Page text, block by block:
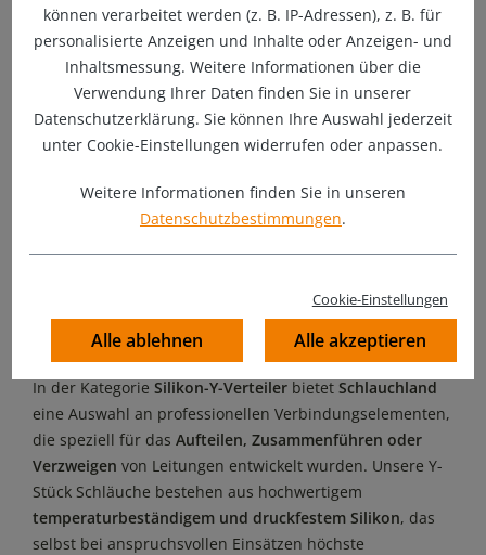
Größen: Ø 13-200mm
Y-Stück mit 3 gleich-großen Schlauchenden |
Widerstandsfähig, flexibel & langlebig. 3-5 lagiger
Gewebeeinsatz aus HT-Polyester |Wandstärke: 4-6mm |
Einsatzbereich: bis +180°C | max. Druck: bis 30 Bar
Regulärer Preis:
ab 9,90 €
Verzweigungen für Luft-, Wasser-
und Drucksysteme
In der Kategorie Silikon-Y-Verteiler bietet Schlauchland
eine Auswahl an professionellen Verbindungselementen,
die speziell für das Aufteilen, Zusammenführen oder
Verzweigen von Leitungen entwickelt wurden. Unsere Y-
Stück Schläuche bestehen aus hochwertigem
temperaturbeständigem und druckfestem Silikon, das
selbst bei anspruchsvollen Einsätzen höchste
können verarbeitet werden (z. B. IP-Adressen), z. B. für
personalisierte Anzeigen und Inhalte oder Anzeigen- und
Inhaltsmessung. Weitere Informationen über die
Verwendung Ihrer Daten finden Sie in unserer
Datenschutzerklärung. Sie können Ihre Auswahl jederzeit
unter Cookie-Einstellungen widerrufen oder anpassen.
Weitere Informationen finden Sie in unseren
Datenschutzbestimmungen.
Cookie-Einstellungen
Alle ablehnen Alle akzeptieren